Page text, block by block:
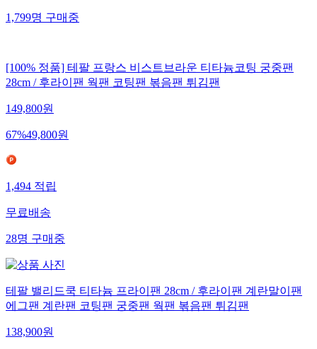
1,799명 구매중
[100% 정품] 테팔 프랑스 비스트브라운 티타늄코팅 궁중팬
28cm / 후라이팬 웍팬 코팅팬 볶음팬 튀김팬
149,800원
67%49,800원
1,494적립
무료배송
28명구매중
테팔 밸리드쿡 티타늄 프라이팬 28cm / 후라이팬 계란말이팬
에그팬 계란팬 코팅팬 궁중팬 웍팬 볶음팬 튀김팬
138,900원